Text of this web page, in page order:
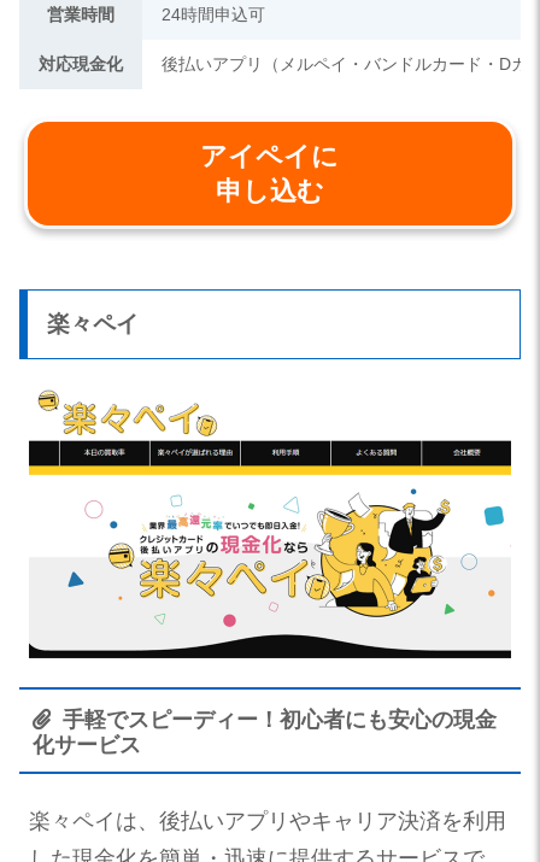
営業時間 24時間申込可
対応現金化 後払いアプリ（メルペイ・バンドルカード・Dカ
アイペイに
申し込む
楽々ペイ
手軽でスピーディー！初心者にも安心の現金
化サービス
楽々ペイは、後払いアプリやキャリア決済を利用